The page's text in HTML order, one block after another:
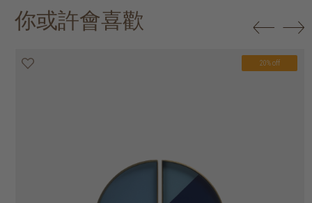
你或許會喜歡
20% off
20% off
20% off
20% off
20% off
20% off
20% off
20% off
20% off
20% off